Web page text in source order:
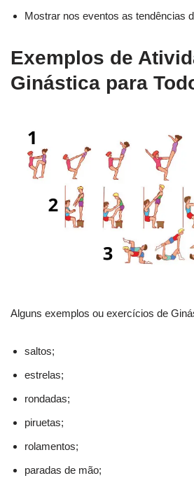
Mostrar nos eventos as tendências
Exemplos de
Ginástica para
Alguns exemplos ou exercícios de
saltos;
estrelas;
rondadas;
piruetas;
rolamentos;
paradas de mão;